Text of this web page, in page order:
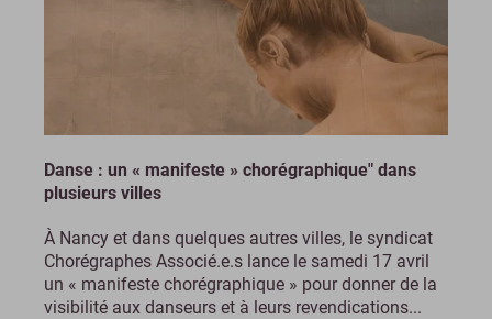
Danse : un « manifeste » chorégraphique" dans
plusieurs villes
À Nancy et dans quelques autres villes, le syndicat
Chorégraphes Associé.e.s lance le samedi 17 avril
un « manifeste chorégraphique » pour donner de la
visibilité aux danseurs et à leurs revendications...